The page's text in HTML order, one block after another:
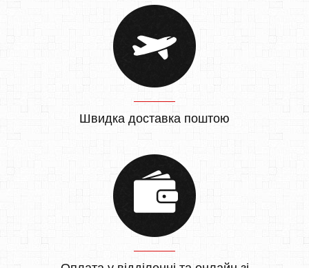
Швидка доставка поштою